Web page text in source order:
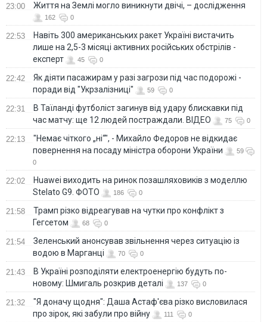
23:00 Життя на Землі могло виникнути двічі, – дослідження
162 0
22:53
Навіть 300 американських ракет Україні вистачить
лише на 2,5-3 місяці активних російських обстрілів -
експерт
45 0
22:42
Як діяти пасажирам у разі загрози під час подорожі -
поради від "Укрзалізниці"
59 0
22:31
В Таїланді футболіст загинув від удару блискавки під
час матчу: ще 12 людей постраждали. ВІДЕО
75 0
22:13
"Немає чіткого „ні“", - Михайло Федоров не відкидає
повернення на посаду міністра оборони України
59
0
22:02
Huawei виходить на ринок позашляховиків з моделлю
Stelato G9. ФОТО
186 0
21:58
Трамп різко відреагував на чутки про конфлікт з
Гегсетом
68 0
21:54
Зеленський анонсував звільнення через ситуацію із
водою в Марганці
70 0
21:43
В Україні розподіляти електроенергію будуть по-
новому: Шмигаль розкрив деталі
137 0
21:32
"Я доначу щодня": Даша Астаф'єва різко висловилася
про зірок, які забули про війну
111 0